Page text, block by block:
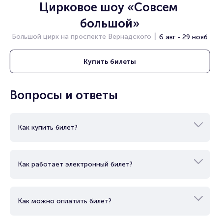
Цирковое шоу «Совсем
большой»
Большой цирк на проспекте Вернадского 6 авг - 29 нояб
Купить билеты
Вопросы и ответы
Как купить билет?
Как работает электронный билет?
Как можно оплатить билет?